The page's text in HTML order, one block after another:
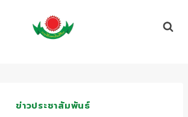
ข่าวประชาสัมพันธ์